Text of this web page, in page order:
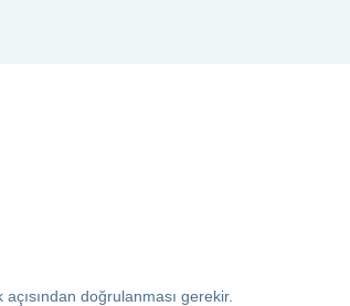
doğrulanması gerekir.